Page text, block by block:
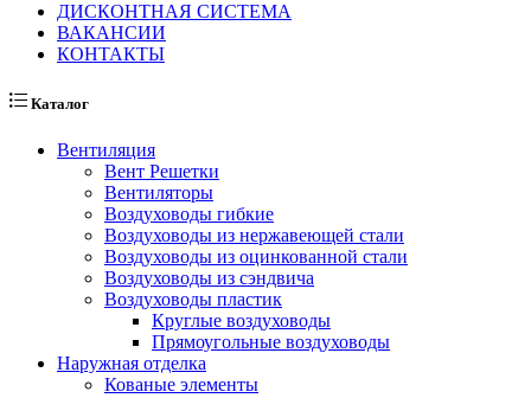
ДИСКОНТНАЯ СИСТЕМА
ВАКАНСИИ
КОНТАКТЫ
Каталог
Вентиляция
Вент Решетки
Вентиляторы
Воздуховоды гибкие
Воздуховоды из нержавеющей стали
Воздуховоды из оцинкованной стали
Воздуховоды из сэндвича
Воздуховоды пластик
Круглые воздуховоды
Прямоугольные воздуховоды
Наружная отделка
Кованые элементы